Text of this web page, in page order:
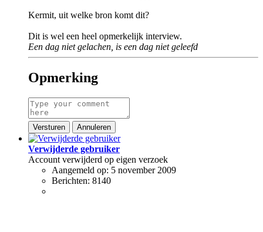
Kermit, uit welke bron komt dit?
Dit is wel een heel opmerkelijk interview.
Een dag niet gelachen, is een dag niet geleefd
Opmerking
Versturen Annuleren
Verwijderde gebruiker
Account verwijderd op eigen verzoek
Aangemeld op: 5 november 2009
Berichten: 8140